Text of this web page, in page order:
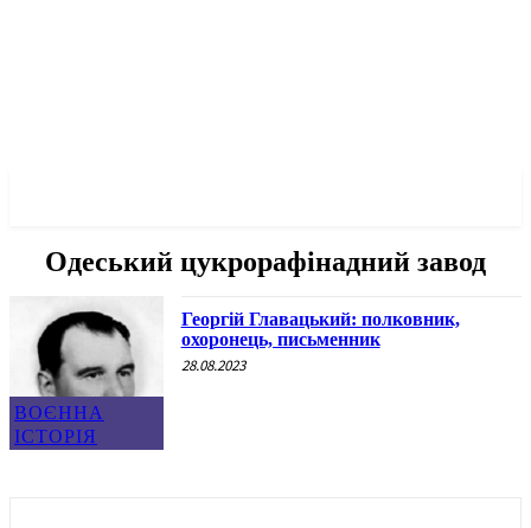
Одеський цукрорафінадний завод
ВОЄННА
ІСТОРІЯ
Георгій Главацький: полковник,
охоронець, письменник
28.08.2023